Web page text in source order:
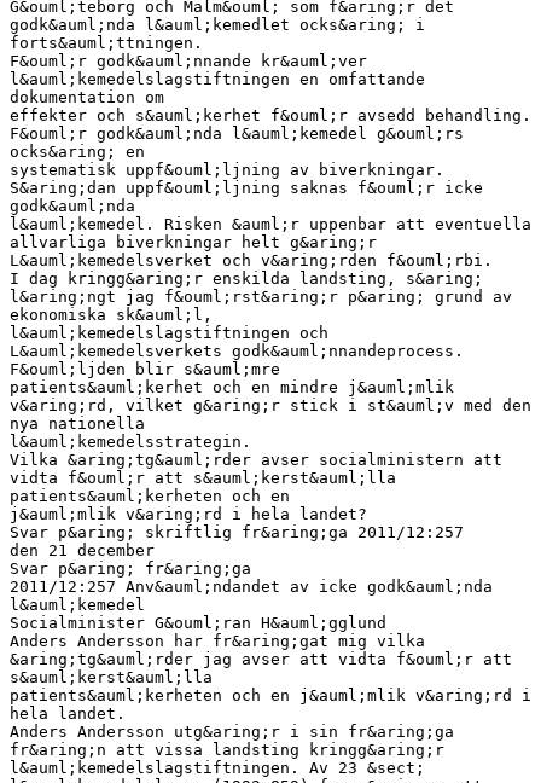
G&ouml;teborg och Malm&ouml; som f&aring;r det
godk&auml;nda l&auml;kemedlet ocks&aring; i
forts&auml;ttningen.
F&ouml;r godk&auml;nnande kr&auml;ver
l&auml;kemedelslagstiftningen en omfattande
dokumentation om
effekter och s&auml;kerhet f&ouml;r avsedd behandling.
F&ouml;r godk&auml;nda l&auml;kemedel g&ouml;rs
ocks&aring; en
systematisk uppf&ouml;ljning av biverkningar.
S&aring;dan uppf&ouml;ljning saknas f&ouml;r icke
godk&auml;nda
l&auml;kemedel. Risken &auml;r uppenbar att eventuella
allvarliga biverkningar helt g&aring;r
L&auml;kemedelsverket och v&aring;rden f&ouml;rbi.
I dag kringg&aring;r enskilda landsting, s&aring;
l&aring;ngt jag f&ouml;rst&aring;r p&aring; grund av
ekonomiska sk&auml;l,
l&auml;kemedelslagstiftningen och
L&auml;kemedelsverkets godk&auml;nnandeprocess.
F&ouml;ljden blir s&auml;mre
patients&auml;kerhet och en mindre j&auml;mlik
v&aring;rd, vilket g&aring;r stick i st&auml;v med den
nya nationella
l&auml;kemedelsstrategin.
Vilka &aring;tg&auml;rder avser socialministern att
vidta f&ouml;r att s&auml;kerst&auml;lla
patients&auml;kerheten och en
j&auml;mlik v&aring;rd i hela landet?
Svar p&aring; skriftlig fr&aring;ga 2011/12:257
den 21 december
Svar p&aring; fr&aring;ga
2011/12:257 Anv&auml;ndandet av icke godk&auml;nda
l&auml;kemedel
Socialminister G&ouml;ran H&auml;gglund
Anders Andersson har fr&aring;gat mig vilka
&aring;tg&auml;rder jag avser att vidta f&ouml;r att
s&auml;kerst&auml;lla
patients&auml;kerheten och en j&auml;mlik v&aring;rd i
hela landet.
Anders Andersson utg&aring;r i sin fr&aring;ga
fr&aring;n att vissa landsting kringg&aring;r
l&auml;kemedelslagstiftningen. Av 23 &sect;